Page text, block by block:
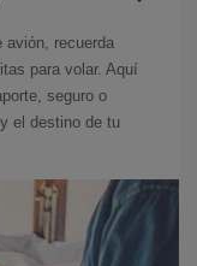
avión, recuerda
para volar. Aquí
seguro o
el destino de tu